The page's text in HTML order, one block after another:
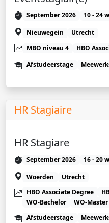
September 2026 10 - 24
Nieuwegein
Utrecht
MBO niveau 4
HBO
Afstudeerstage
HR Stagiaire
HR Stagiare
September 2026 16 - 20
Woerden
Utrecht
HBO Associate Degree
WO-Bachelor
WO-Master
Afstudeerstage